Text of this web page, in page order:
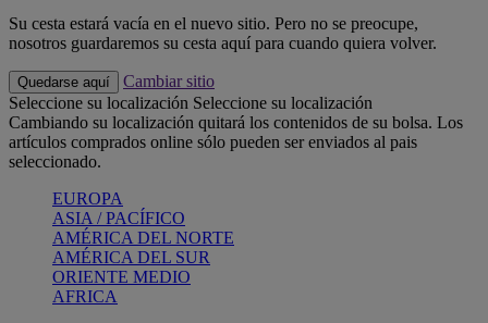
Su cesta estará vacía en el nuevo sitio. Pero no se preocupe,
nosotros guardaremos su cesta aquí para cuando quiera volver.
Quedarse aquí
Cambiar sitio
Seleccione su localización Seleccione su localización
Cambiando su localización quitará los contenidos de su bolsa. Los
artículos comprados online sólo pueden ser enviados al pais
seleccionado.
EUROPA
ASIA / PACÍFICO
AMÉRICA DEL NORTE
AMÉRICA DEL SUR
ORIENTE MEDIO
AFRICA